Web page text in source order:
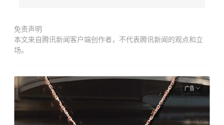
免责声明
本文来自腾讯新闻客户端创作者，不代表腾讯新闻的观点和立
场。
广告